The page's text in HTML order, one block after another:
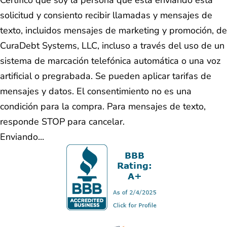
solicitud y consiento recibir llamadas y mensajes de
texto, incluidos mensajes de marketing y promoción, de
CuraDebt Systems, LLC, incluso a través del uso de un
sistema de marcación telefónica automática o una voz
artificial o pregrabada. Se pueden aplicar tarifas de
mensajes y datos. El consentimiento no es una
condición para la compra. Para mensajes de texto,
responde STOP para cancelar.
Enviando...